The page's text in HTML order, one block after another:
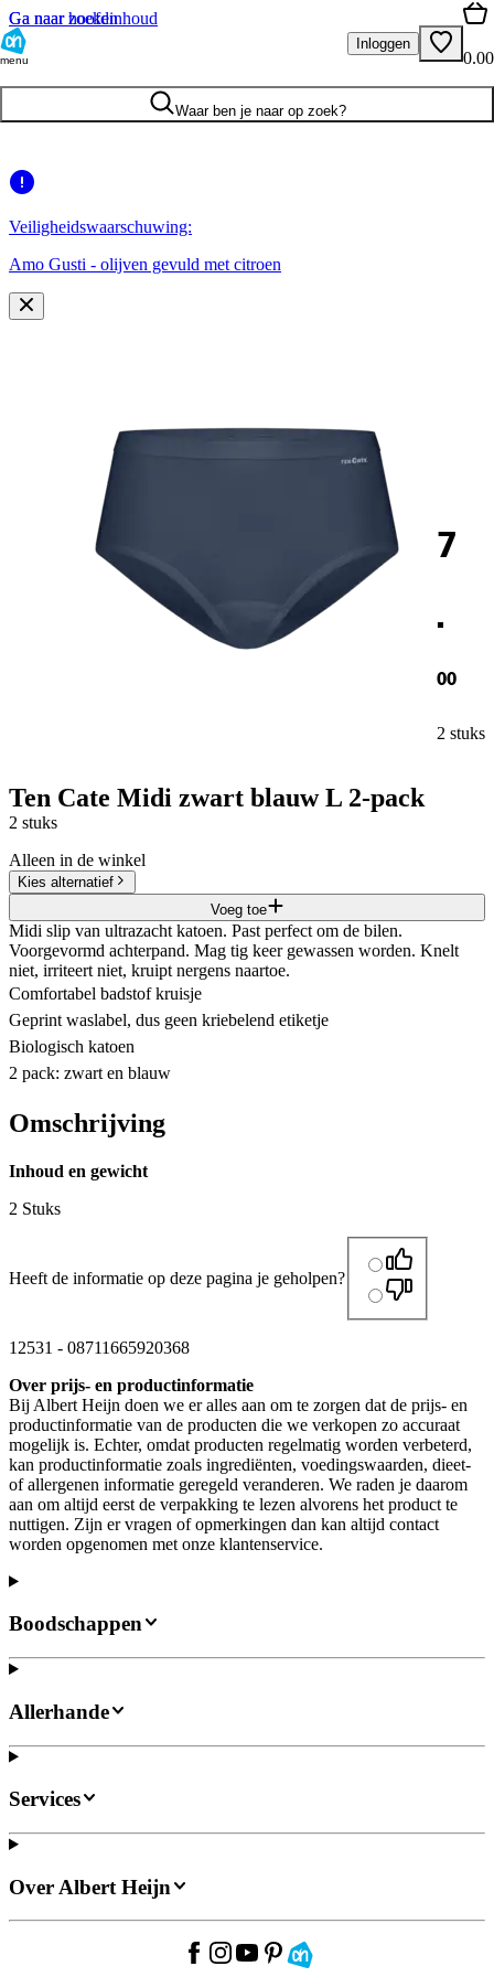
Ga naar hoofdinhoud
Ga naar zoeken
menu
Inloggen
0.00
Waar ben je naar op zoek?
Veiligheidswaarschuwing:
Amo Gusti - olijven gevuld met citroen
7
.
00
2 stuks
Ten Cate Midi zwart blauw L 2-pack
2 stuks
Alleen in de winkel
Kies alternatief
Voeg toe
Midi slip van ultrazacht katoen. Past perfect om de bilen.
Voorgevormd achterpand. Mag tig keer gewassen worden. Knelt
niet, irriteert niet, kruipt nergens naartoe.
Comfortabel badstof kruisje
Geprint waslabel, dus geen kriebelend etiketje
Biologisch katoen
2 pack: zwart en blauw
Omschrijving
Inhoud en gewicht
2 Stuks
Heeft de informatie op deze pagina je geholpen?
12531 - 08711665920368
Over prijs- en productinformatie
Bij Albert Heijn doen we er alles aan om te zorgen dat de prijs- en
productinformatie van de producten die we verkopen zo accuraat
mogelijk is. Echter, omdat producten regelmatig worden verbeterd,
kan productinformatie zoals ingrediënten, voedingswaarden, dieet-
of allergenen informatie geregeld veranderen. We raden je daarom
aan om altijd eerst de verpakking te lezen alvorens het product te
nuttigen. Zijn er vragen of opmerkingen dan kan altijd contact
worden opgenomen met onze klantenservice.
Boodschappen
Allerhande
Services
Over Albert Heijn